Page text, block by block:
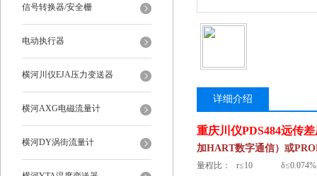
信号转换器/安全栅
电动执行器
横河川仪EJA压力变送器
横河AXG电磁流量计
横河DY涡街流量计
详细介绍
重庆川仪PDS484远传
加HART数字通信）或
量程比： r≤10 δ≤0.074%